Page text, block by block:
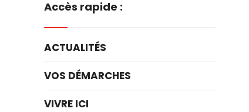
Accès rapide :
ACTUALITÉS
VOS DÉMARCHES
VIVRE ICI